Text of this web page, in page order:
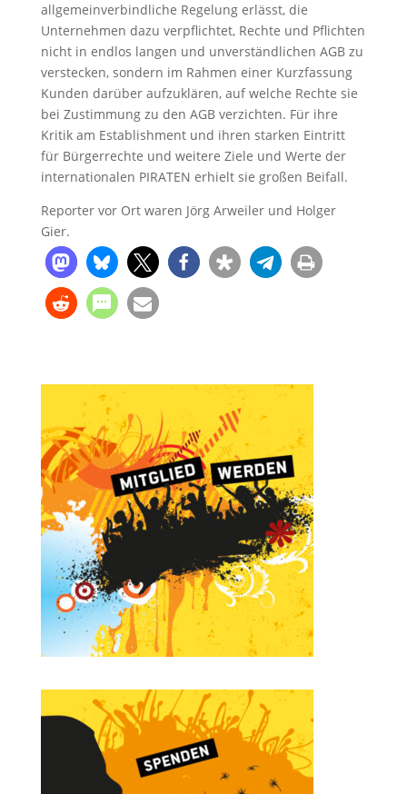
allgemeinverbindliche Regelung erlässt, die
Unternehmen dazu verpflichtet, Rechte und Pflichten
nicht in endlos langen und unverständlichen AGB zu
verstecken, sondern im Rahmen einer Kurzfassung
Kunden darüber aufzuklären, auf welche Rechte sie
bei Zustimmung zu den AGB verzichten. Für ihre
Kritik am Establishment und ihren starken Eintritt
für Bürgerrechte und weitere Ziele und Werte der
internationalen PIRATEN erhielt sie großen Beifall.
Reporter vor Ort waren Jörg Arweiler und Holger
Gier.